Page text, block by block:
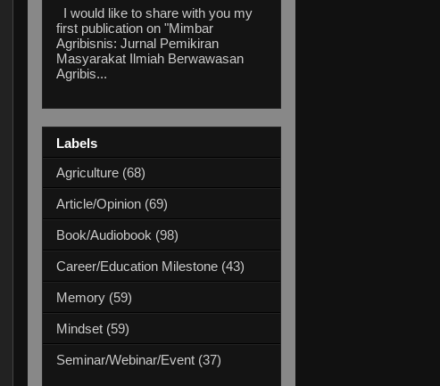
I would like to share with you my
first publication on "Mimbar
Agribisnis: Jurnal Pemikiran
Masyarakat Ilmiah Berwawasan
Agribis...
Labels
Agriculture (68)
Article/Opinion (69)
Book/Audiobook (98)
Career/Education Milestone (43)
Memory (59)
Mindset (59)
Seminar/Webinar/Event (37)